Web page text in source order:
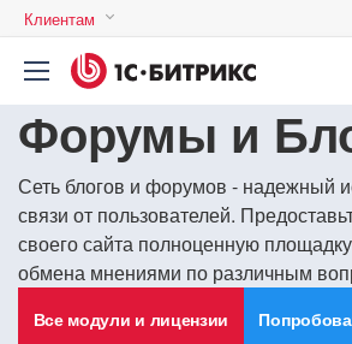
Клиентам
Авторизация
Нет аккаунта?
Логин
Пароль
Форумы и
Сеть блогов и форумов - надежный
связи от пользователей.
своего сайта полноценную
обмена мнениями по различным
Все модули и лицензии